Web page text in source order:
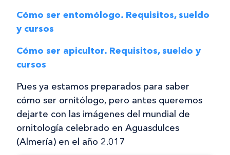
Cómo ser entomólogo. Requisitos, sueldo
y cursos
Cómo ser apicultor. Requisitos, sueldo y
cursos
Pues ya estamos preparados para saber
cómo ser ornitólogo, pero antes queremos
dejarte con las imágenes del mundial de
ornitología celebrado en Aguasdulces
(Almería) en el año 2.017